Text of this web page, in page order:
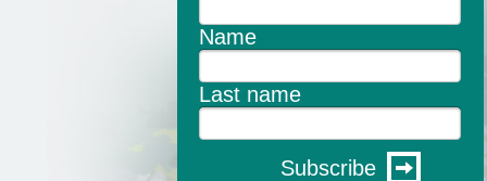
Name
Last name
Subscribe